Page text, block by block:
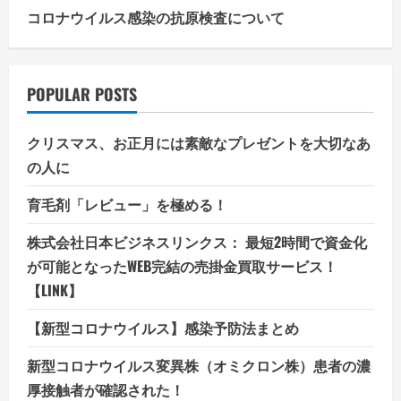
コロナウイルス感染の抗原検査について
POPULAR POSTS
クリスマス、お正月には素敵なプレゼントを大切なあ
の人に
育毛剤「レビュー」を極める！
株式会社日本ビジネスリンクス： 最短2時間で資金化
が可能となったWEB完結の売掛金買取サービス！
【LINK】
【新型コロナウイルス】感染予防法まとめ
新型コロナウイルス変異株（オミクロン株）患者の濃
厚接触者が確認された！